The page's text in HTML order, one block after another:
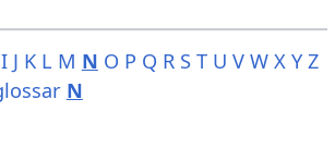
I J K L M N O P Q R S T U V W X Y Z
N